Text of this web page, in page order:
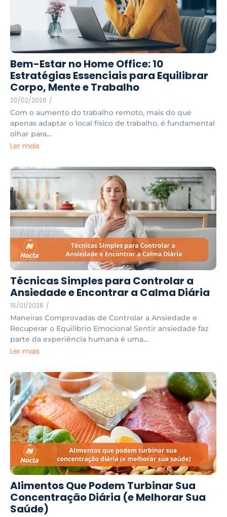
Bem-Estar no Home Office: 10
Estratégias Essenciais para Equilibrar
Corpo, Mente e Trabalho
20/02/2026 /
Com o aumento do trabalho remoto, mais do que
apenas adaptar o local físico de trabalho, é fundamental
olhar para...
Ler mais
Técnicas Simples para Controlar a
Ansiedade e Encontrar a Calma Diária
15/01/2026 /
Maneiras Comprovadas de Controlar a Ansiedade e
Recuperar o Equilíbrio Emocional Sentir ansiedade faz
parte da experiência humana é uma...
Ler mais
Alimentos Que Podem Turbinar Sua
Concentração Diária (e Melhorar Sua
Saúde)